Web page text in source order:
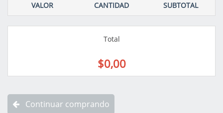
VALOR CANTIDAD SUBTOTAL
Total
$0,00
Continuar comprando